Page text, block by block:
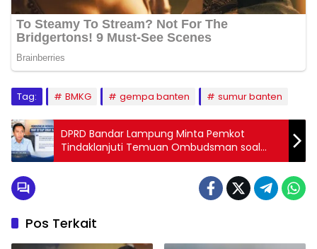
Tag: BMKG gempa banten sumur banten
DPRD Bandar Lampung Minta Pemkot
Tindaklanjuti Temuan Ombudsman soal
SPMB SMP
Pos Terkait